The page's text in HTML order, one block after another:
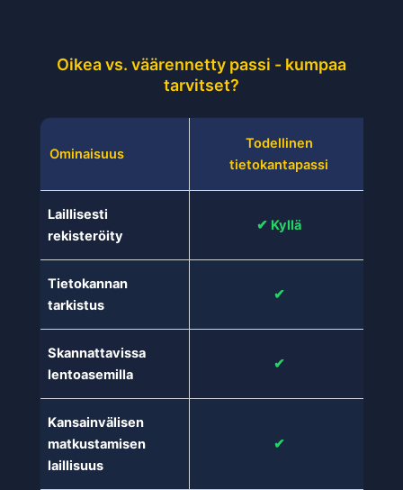
Oikea vs. väärennetty passi - kumpaa
tarvitset?
Ominaisuus
Todellinen
tietokantapassi
Laillisesti
rekisteröity
✔ Kyllä
Tietokannan
tarkistus
✔
Skannattavissa
lentoasemilla
✔
Kansainvälisen
matkustamisen
laillisuus
✔